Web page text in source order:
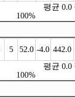
100%
평균 0.0
5 52.0 -4.0 442.0
100%
평균 0.0